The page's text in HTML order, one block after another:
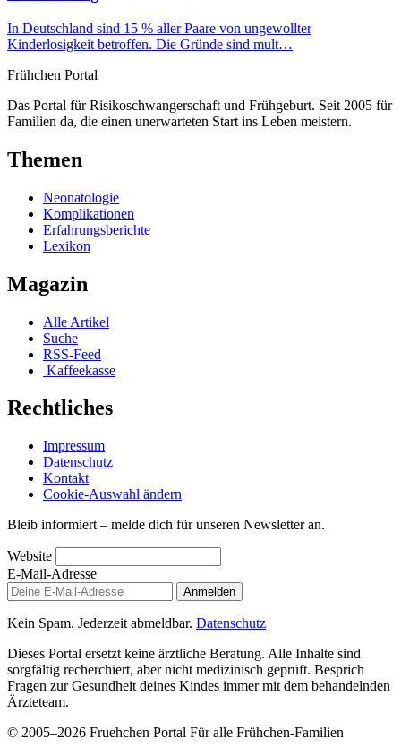
In Deutschland sind 15 % aller Paare von ungewollter
Kinderlosigkeit betroffen. Die Gründe sind mult…
Frühchen Portal
Das Portal für Risikoschwangerschaft und Frühgeburt. Seit 2005 für
Familien da, die einen unerwarteten Start ins Leben meistern.
Themen
Neonatologie
Komplikationen
Erfahrungsberichte
Lexikon
Magazin
Alle Artikel
Suche
RSS-Feed
Kaffeekasse
Rechtliches
Impressum
Datenschutz
Kontakt
Cookie-Auswahl ändern
Bleib informiert – melde dich für unseren Newsletter an.
Website
E-Mail-Adresse
Anmelden
Kein Spam. Jederzeit abmeldbar. Datenschutz
Dieses Portal ersetzt keine ärztliche Beratung. Alle Inhalte sind
sorgfältig recherchiert, aber nicht medizinisch geprüft. Besprich
Fragen zur Gesundheit deines Kindes immer mit dem behandelnden
Ärzteteam.
© 2005–2026 Fruehchen Portal Für alle Frühchen-Familien